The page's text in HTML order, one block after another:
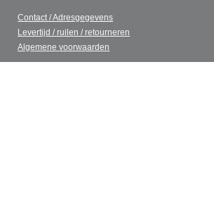
Contact / Adresgegevens
Levertijd / ruilen / retourneren
Algemene voorwaarden